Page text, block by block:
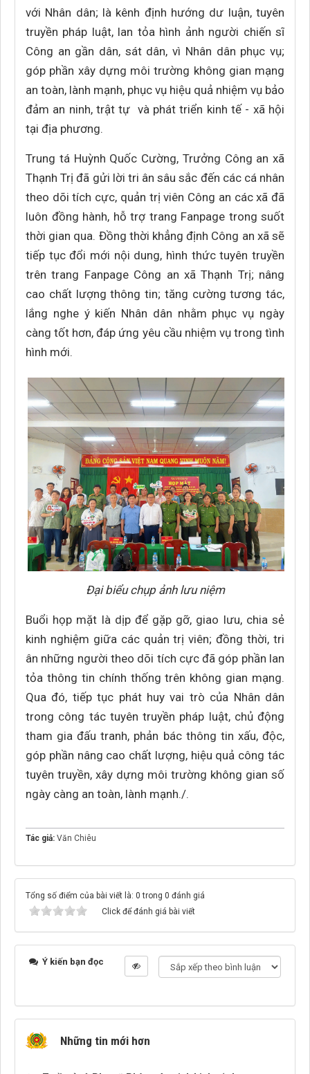
với Nhân dân; là kênh định hướng dư luận, tuyên
truyền pháp luật, lan tỏa hình ảnh người chiến sĩ
Công an gần dân, sát dân, vì Nhân dân phục vụ;
góp phần xây dựng môi trường không gian mạng
an toàn, lành mạnh, phục vụ hiệu quả nhiệm vụ bảo
đảm an ninh, trật tự và phát triển kinh tế - xã hội
tại địa phương.
Trung tá Huỳnh Quốc Cường, Trưởng Công an xã
Thạnh Trị đã gửi lời tri ân sâu sắc đến các cá nhân
theo dõi tích cực, quản trị viên Công an các xã đã
luôn đồng hành, hỗ trợ trang Fanpage trong suốt
thời gian qua. Đồng thời khẳng định Công an xã sẽ
tiếp tục đổi mới nội dung, hình thức tuyên truyền
trên trang Fanpage Công an xã Thạnh Trị; nâng
cao chất lượng thông tin; tăng cường tương tác,
lắng nghe ý kiến Nhân dân nhằm phục vụ ngày
càng tốt hơn, đáp ứng yêu cầu nhiệm vụ trong tình
hình mới.
Đại biểu chụp ảnh lưu niệm
Buổi họp mặt là dịp để gặp gỡ, giao lưu, chia sẻ
kinh nghiệm giữa các quản trị viên; đồng thời, tri
ân những người theo dõi tích cực đã góp phần lan
tỏa thông tin chính thống trên không gian mạng.
Qua đó, tiếp tục phát huy vai trò của Nhân dân
trong công tác tuyên truyền pháp luật, chủ động
tham gia đấu tranh, phản bác thông tin xấu, độc,
góp phần nâng cao chất lượng, hiệu quả công tác
tuyên truyền, xây dựng môi trường không gian số
ngày càng an toàn, lành mạnh./.
Tác giả: Văn Chiêu
Tổng số điểm của bài viết là: 0 trong 0 đánh giá
Click để đánh giá bài viết
Ý kiến bạn đọc
Những tin mới hơn